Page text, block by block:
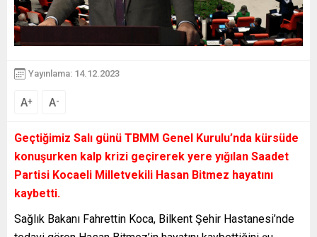
Yayınlama: 14.12.2023
A+ A-
Geçtiğimiz Salı günü TBMM Genel Kurulu’nda kürsüde
konuşurken kalp krizi geçirerek yere yığılan Saadet
Partisi Kocaeli Milletvekili Hasan Bitmez hayatını
kaybetti.
Sağlık Bakanı Fahrettin Koca, Bilkent Şehir Hastanesi’nde